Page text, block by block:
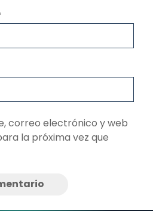
correo electrónico y web
la próxima vez que